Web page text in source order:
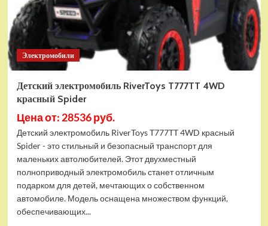
Электромобили
Детский электромобиль RiverToys T777TT 4WD
красный Spider
Цена от: 28536 руб.
Детский электромобиль RiverToys T777TT 4WD красный
Spider - это стильный и безопасный транспорт для
маленьких автолюбителей. Этот двухместный
полноприводный электромобиль станет отличным
подарком для детей, мечтающих о собственном
автомобиле. Модель оснащена множеством функций,
обеспечивающих...